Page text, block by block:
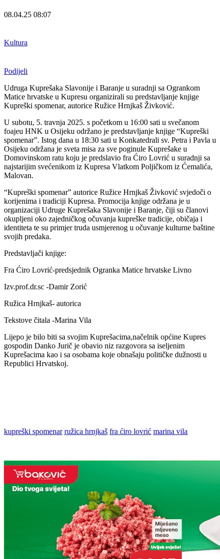
08.04.25 08:07
Kultura
Podijeli
Udruga Kuprešaka Slavonije i Baranje u suradnji sa Ogrankom
Matice hrvatske u Kupresu organizirali su predstavljanje knjige
Kupreški spomenar, autorice Ružice Hrnjkaš Živković.
U subotu, 5. travnja 2025. s početkom u 16:00 sati u svečanom
foajeu HNK u Osijeku održano je predstavljanje knjige “Kupreški
spomenar”. Istog dana u 18:30 sati u Konkatedrali sv. Petra i Pavla u
Osijeku održana je sveta misa za sve poginule Kuprešake u
Domovinskom ratu koju je predslavio fra Ćiro Lovrić u suradnji sa
najstarijim svećenikom iz Kupresa Vlatkom Poljičkom iz Ćemalića,
Malovan.
“Kupreški spomenar” autorice Ružice Hrnjkaš Živković svjedoči o
korijenima i tradiciji Kupresa. Promocija knjige održana je u
organizaciji Udruge Kuprešaka Slavonije i Baranje, čiji su članovi
okupljeni oko zajedničkog očuvanja kupreške tradicije, običaja i
identiteta te su primjer truda usmjerenog u očuvanje kulturne baštine
svojih predaka.
Predstavljači knjige:
Fra Ćiro Lovrić-predsjednik Ogranka Matice hrvatske Livno
Izv.prof.dr.sc -Damir Zorić
Ružica Hrnjkaš- autorica
Tekstove čitala -Marina Vila
Lijepo je bilo biti sa svojim Kuprešacima,načelnik općine Kupres
gospodin Danko Jurič je obavio niz razgovora sa iseljenim
Kuprešacima kao i sa osobama koje obnašaju političke dužnosti u
Republici Hrvatskoj.
kupreški spomenar ružica hrnjkaš fra ćiro lovrić marina vila